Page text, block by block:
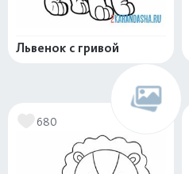
Львенок с гривой
680